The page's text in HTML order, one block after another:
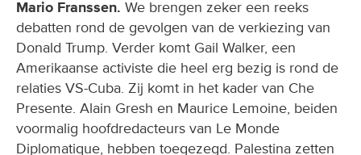
Mario Franssen. We brengen zeker een reeks
debatten rond de gevolgen van de verkiezing van
Donald Trump. Verder komt Gail Walker, een
Amerikaanse activiste die heel erg bezig is rond de
relaties VS-Cuba. Zij komt in het kader van Che
Presente. Alain Gresh en Maurice Lemoine, beiden
voormalig hoofdredacteurs van Le Monde
Diplomatique, hebben toegezegd. Palestina zetten